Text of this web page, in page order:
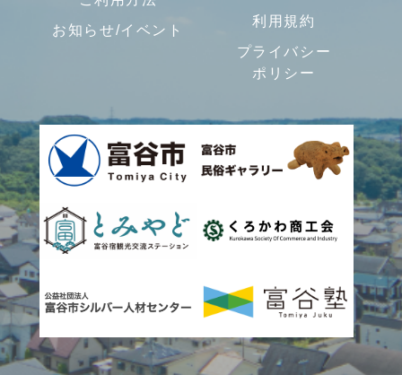
お知らせ/イベント
利用規約
プライバシー
ポリシー